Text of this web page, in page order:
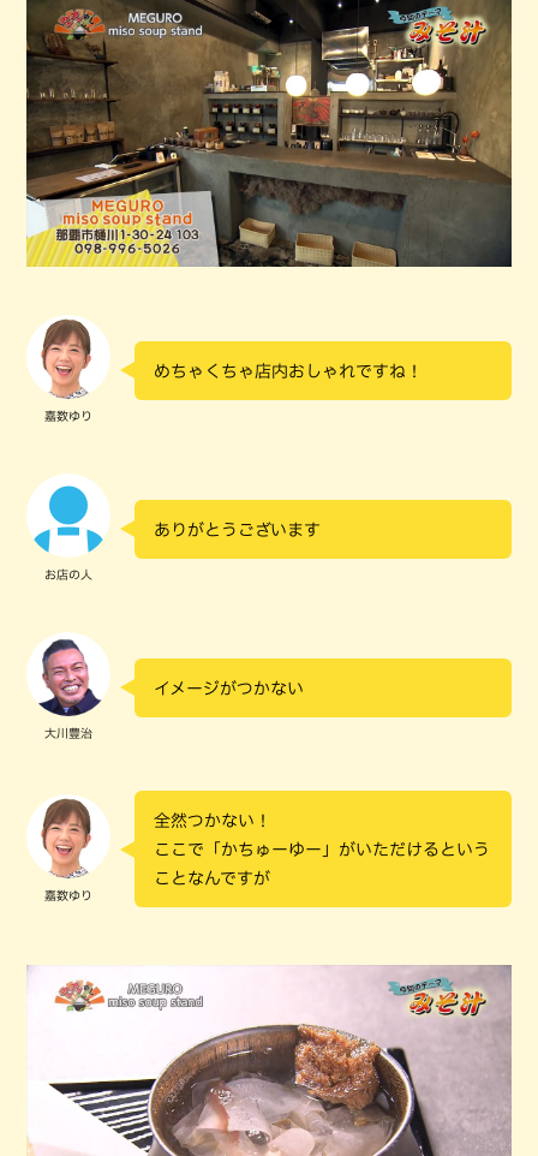
嘉数ゆり
めちゃくちゃ店内おしゃれですね！
お店の人
ありがとうございます
大川豊治
イメージがつかない
嘉数ゆり
全然つかない！
ここで「かちゅーゆー」がいただけるという
ことなんですが